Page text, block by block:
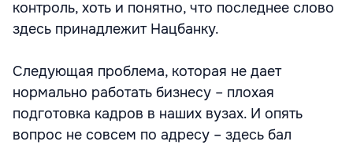
контроль, хоть и понятно, что последнее слово
здесь принадлежит Нацбанку.
Следующая проблема, которая не дает
нормально работать бизнесу – плохая
подготовка кадров в наших вузах. И опять
вопрос не совсем по адресу – здесь бал